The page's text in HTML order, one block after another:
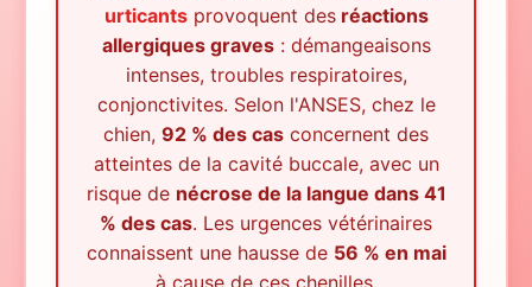
urticants provoquent desréactions
allergiques graves : démangeaisons
intenses, troubles respiratoires,
conjonctivites. Selon l'ANSES, chez le
chien, 92 % des cas concernent des
atteintes de la cavité buccale, avec un
risque de nécrose de la langue dans 41
% des cas. Les urgences vétérinaires
connaissent une hausse de 56 % en mai
à cause de ces chenilles.